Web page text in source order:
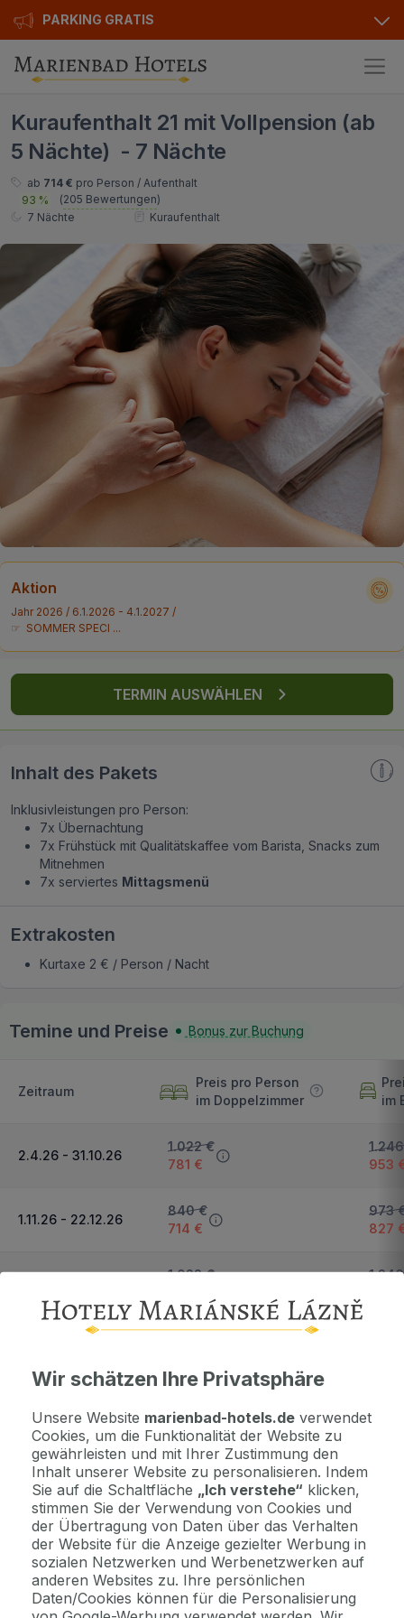
PARKING GRATIS
Hotels
Alle Hotels
Kurhotels
Golfhotels
Ensana Hotels
Orea Hotels
Angebote
Geschenkgutscheine
Bonusse
Sonderangebot
Kontakt
Kontakt
Über uns
Privat Transfer
Kuraufenthalt 21 mit Vollpension (ab
5 Nächte) - 7 Nächte
ab 714 € pro Person / Aufenthalt
93 %
(205 Bewertungen)
7 Nächte
Kuraufenthalt
Aktion
Jahr 2026 / 6.1.2026 - 4.1.2027 /
☞ SOMMER SPECI ...
TERMIN AUSWÄHLEN
Inhalt des Pakets
Inklusivleistungen pro Person:
7x Übernachtung
7x Frühstück mit Qualitätskaffee vom Barista, Snacks zum
Mitnehmen
7x serviertes Mittagsmenü
Extrakosten
Kurtaxe 2 € / Person / Nacht
Temine und Preise Bonus zur Buchung
Zeitraum
Preis pro Person
im Doppelzimmer
im
2.4.26 - 31.10.26
1.022 €
781 €
953
1.11.26 - 22.12.26
840 €
714 €
973
827
1.022 €
Kontaktdaten. Unterkunftsbedingungen und andere...
Als Geschenk kaufen
Machen Sie Freude mit einem Geschenkvoucher
Jetzt bezahlen Sie gar nichts.
Die Zahlungsmodalitäten erhalten Sie zusammen mit dem Angebot
per E-Mail.
Wir schätzen Ihre Privatsphäre
Unsere Website marienbad-hotels.de verwendet
Cookies, um die Funktionalität der Website zu
gewährleisten und mit Ihrer Zustimmung den
Inhalt unserer Website zu personalisieren. Indem
Sie auf die Schaltfläche „Ich verstehe“ klicken,
stimmen Sie der Verwendung von Cookies und
der Übertragung von Daten über das Verhalten
der Website für die Anzeige gezielter Werbung in
sozialen Netzwerken und Werbenetzwerken auf
anderen Websites zu. Ihre persönlichen
Daten/Cookies können für die Personalisierung